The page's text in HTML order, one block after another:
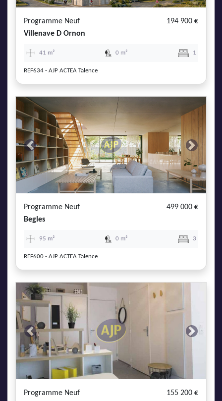
Programme Neuf
194 900 €
Villenave D Ornon
41 m² 0 m² 1
REF634 - AJP ACTEA Talence
Previous Next
Programme Neuf
499 000 €
Begles
95 m² 0 m² 3
REF600 - AJP ACTEA Talence
Previous Next
Programme Neuf
155 200 €